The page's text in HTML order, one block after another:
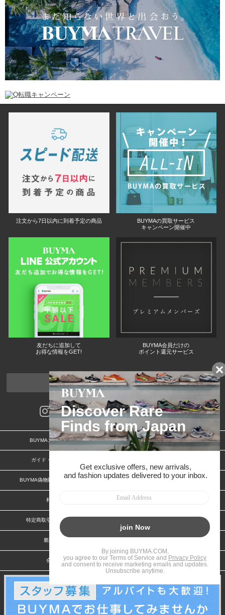
注文から7日以内に到着予定の商品
BUYMAの買取サービス
キャンペーン開催中
友だちに追加して
お得な情報をGET!
BUYMA会員だけの
ポイント還元サービス
ページトップへ
BUYMAスタートガイド 安心への取り組み
ガイド・お問い合わせ
BUYMA偽物販売防止の取り組み BUYMA CARD
利用規約
特定商取引法に関する表記
脆弱性報告
会社案内 スタッフ募集